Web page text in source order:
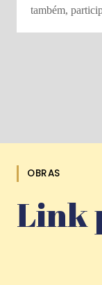
também,
OBRAS
Link